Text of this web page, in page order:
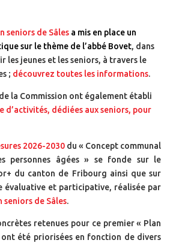
seniors de Sâles a mis en place un
sur le thème de l’abbé Bovet, dans
les jeunes et les seniors, à travers le
; découvrez toutes les informations.
la Commission ont également établi
d’activités, dédiées aux seniors, pour
2026-2030 du « Concept communal
personnes âgées » se fonde sur le
du canton de Fribourg ainsi que sur
évaluative et participative, réalisée par
seniors de Sâles.
retenues pour ce premier « Plan
ont été priorisées en fonction de divers